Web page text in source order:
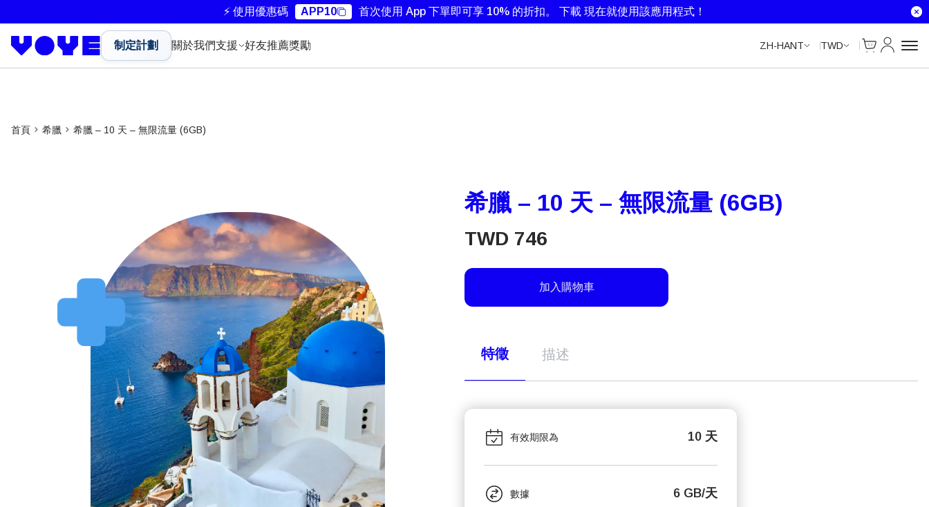
⚡ 使用優惠碼 APP10 首次使用 App 下單即可享 10% 的折扣。 下載 現在就使用該應用程式！
制定計劃 關於我們支援 好友推薦獎勵 ZH-HANT TWD
Cart
我的帳戶
首頁 希臘 希臘 – 10 天 – 無限流量 (6GB)
希臘 – 10 天 – 無限流量 (6GB)
TWD 746
加入購物車
特徵 描述
有效期限為 10 天
數據 6 GB/天